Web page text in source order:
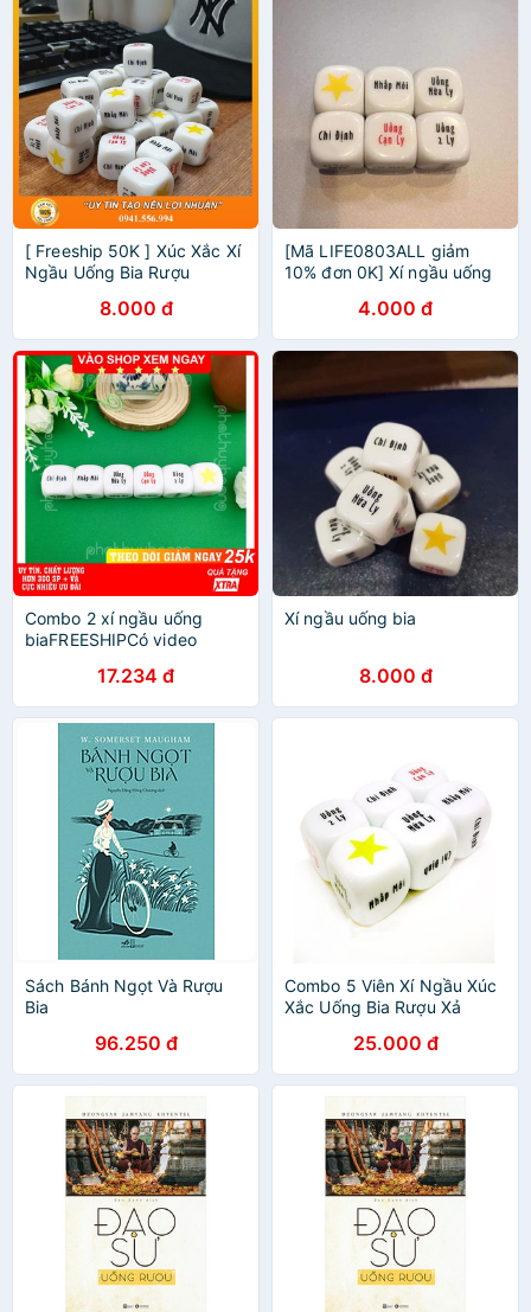
[ Freeship 50K ] Xúc Xắc Xí
Ngầu Uống Bia Rượu
8.000 đ
[Mã LIFE0803ALL giảm
10% đơn 0K] Xí ngầu uống
uống rượu4.000 đ
Combo 2 xí ngầu uống
biaFREESHIPCó video
bia, xí ngầu uống rượu giá
rẻ - Phát Huy Hoàng
17.234 đ
Xí ngầu uống bia
8.000 đ
Sách Bánh Ngọt Và Rượu
Bia
96.250 đ
Combo 5 Viên Xí Ngầu Xúc
Xắc Uống Bia Rượu Xả
25.000 đ